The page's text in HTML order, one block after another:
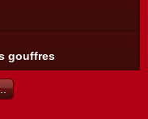
gouffres